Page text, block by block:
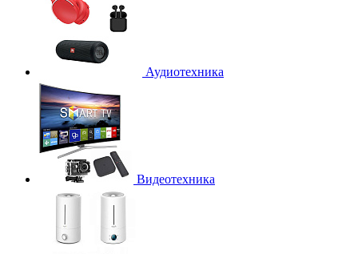
Аудиотехника
Видеотехника